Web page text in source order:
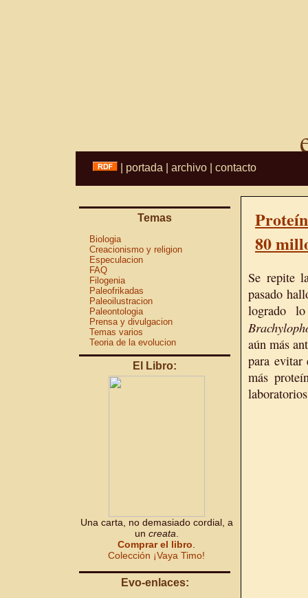
portada archivo contacto
Temas
Biologia
Creacionismo y religion
Especulacion
FAQ
Filogenia
Paleofrikadas
Paleoilustracion
Paleontologia
Prensa y divulgacion
Temas varios
Teoria de la evolucion
El Libro:
Una carta, no demasiado cordial, a
un creata
Comprar el libro
Colección ¡Vaya Timo!
Evo-enlaces:
80
Se repite
pasado
logrado
aún más
para evitar
más